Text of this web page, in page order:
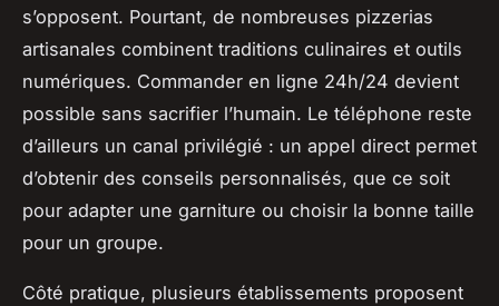
s’opposent. Pourtant, de nombreuses pizzerias
artisanales combinent traditions culinaires et outils
numériques. Commander en ligne 24h/24 devient
possible sans sacrifier l’humain. Le téléphone reste
d’ailleurs un canal privilégié : un appel direct permet
d’obtenir des conseils personnalisés, que ce soit
pour adapter une garniture ou choisir la bonne taille
pour un groupe.
Côté pratique, plusieurs établissements proposent